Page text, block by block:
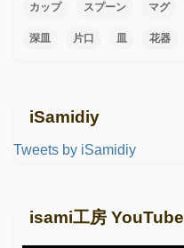
カップ スプーン マグ
深皿 片口 皿 花器
iSamidiy
Tweets by iSamidiy
isami工房 YouTube